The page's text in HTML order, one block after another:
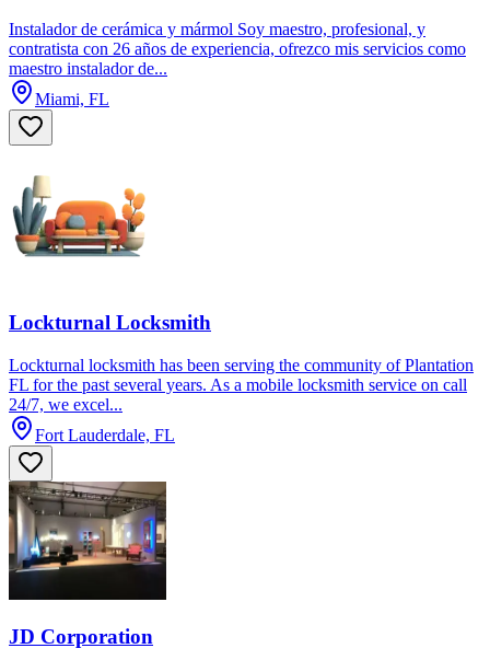
Instalador de cerámica y mármol Soy maestro, profesional, y
contratista con 26 años de experiencia, ofrezco mis servicios como
maestro instalador de...
Miami, FL
Lockturnal Locksmith
Lockturnal locksmith has been serving the community of Plantation
FL for the past several years. As a mobile locksmith service on call
24/7, we excel...
Fort Lauderdale, FL
JD Corporation